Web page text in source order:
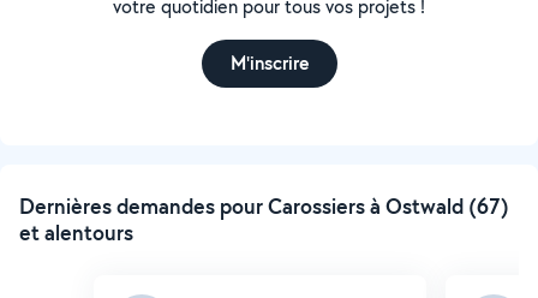
votre quotidien pour tous vos projets !
M'inscrire
Dernières demandes pour Carossiers à Ostwald (67)
et alentours